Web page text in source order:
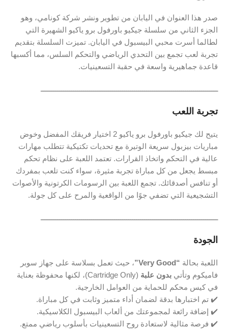
صدر هذا العنوان في اليابان من تطوير ونشر شركة كونامي، وهو
الجزء الثاني من سلسلة جيكيو باورفول برو ياكيو الشهيرة التي
لطالما أسرت محبي البيسبول في اليابان. تميزت السلسلة بتقديم
تجربة لعب تجمع بين التحدي الرياضي والتحكم السلس، مما أكسبها
قاعدة جماهيرية واسعة في حقبة التسعينيات.
ـــــــــــــــــــــــــــــــــــــــــــــــــــــــــــــــــــــــــــــــــــــــ
تجربة اللعب
يتيح لك جيكيو باورفول برو ياكيو 2 اختيار فريقك المفضل وخوض
مباريات بيزبول سريعة الوتيرة مع تحديات تكتيكية تتطلب مهارات
عالية في التحكم واتخاذ القرارات. تعتمد اللعبة على نظام تحكم
مبسط يجعل من كل مباراة تجربة مثيرة، سواء كنت تلعب بمفردك
أو تنافس أصدقائك. تجمع اللعبة بين الرسومات الكرتونية والأصوات
التشجيعية التي تضفي جوًا من الواقعية والمرح على كل جولة.
ـــــــــــــــــــــــــــــــــــــــــــــــــــــــــــــــــــــــــــــــــــــــ
الجودة
اللعبة بحالة “Very Good”
، حيث تعمل بسلاسة على جهاز سوبر
فاميكوم وتأتي بدون علبة
(Cartridge Only)، لكنها محفوظة بعناية
في كيس محكم للحماية من العوامل الخارجية.
✔️ تم اختبارها بدقة لضمان أداء متميز وثابت في كل مباراة.
✔️ إضافة رائعة لمجموعتك من ألعاب البيسبول الكلاسيكية.
✔️ فرصة مثالية لاستعادة روح التسعينيات بأسلوب رياضي ممتع.